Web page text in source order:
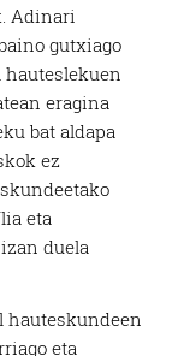
Adinari
gutxiago
eragina
bat aldapa
ez
eta
duela
hauteskundeen
eta